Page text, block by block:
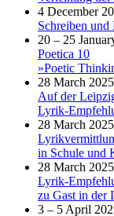
4 December
Schreiben
20 – 25
Poetica 10
»Poetic
28 March 2025
Auf der
Lyrik-
28 March 2025
in Schule und
28 March 2025
Lyrik-
zu Gast in der
3 – 5 April